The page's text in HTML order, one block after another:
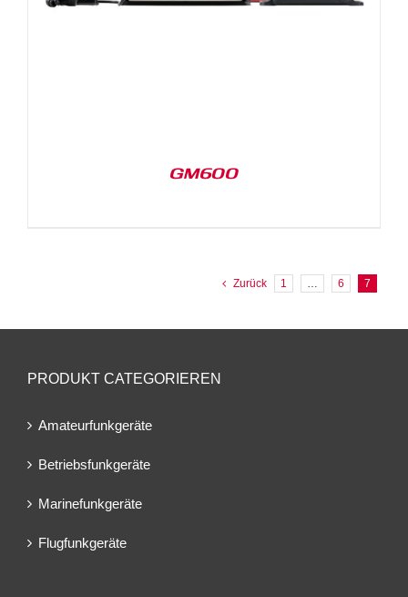
GM600
Zurück 1 … 6 7
PRODUKT CATEGORIEREN
Amateurfunkgeräte
Betriebsfunkgeräte
Marinefunkgeräte
Flugfunkgeräte